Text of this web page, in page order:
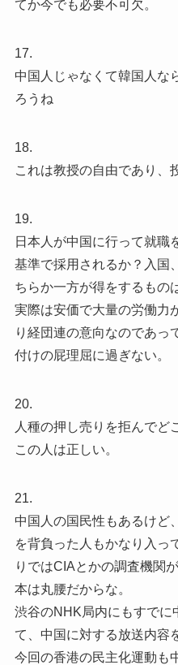
てか今でも必要不可欠。
17.
中国人じゃなくて韓国人な
ろうね
18.
これは教授の自由であり、
19.
日本人が中国に行って就職
基準で採用されるか？入国
ちらか一方が得をするもの
実際は安価で大量の労働力
り経団連の意向なのであっ
付けの屁理屈に過ぎない。
20.
人種の押し売りを拒んでど
この人は正しい。
21.
中国人の国民性もあるけど
を背負った人もかなり入っ
りではCIAとかの調査機関
本は丸腰だからな。
渋谷のNHK局内にもすでに
て、中国に対する放送内容
今回の香港の民主化運動も